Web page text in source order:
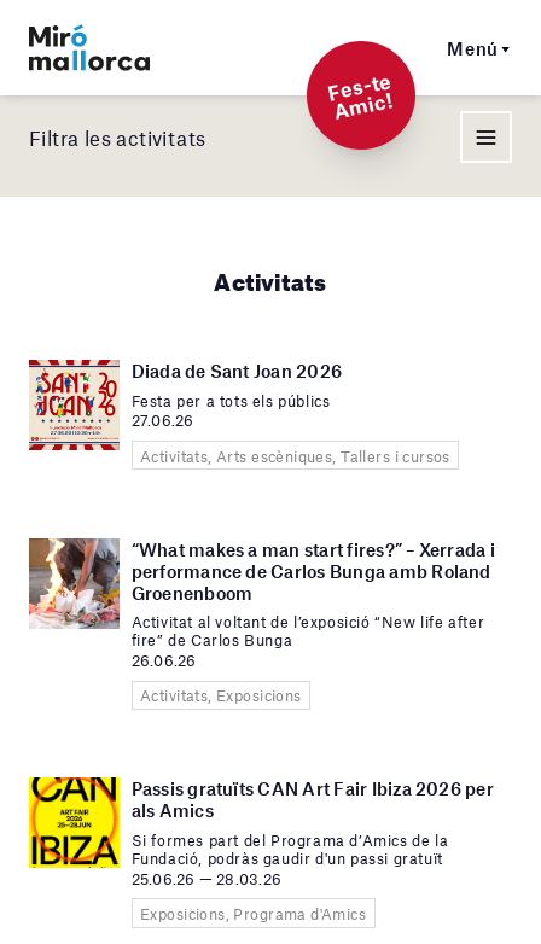
Menú
F
es-t
e
A
mi
c!
Filtra les activitats
Activitats
Diada de Sant Joan 2026
Festa per a tots els públics
27.06.26
Activitats, Arts escèniques, Tallers i cursos
“What makes a man start fires?” – Xerrada i
performance de Carlos Bunga amb Roland
Groenenboom
Activitat al voltant de l’exposició “New life after
fire” de Carlos Bunga
26.06.26
Activitats, Exposicions
Passis gratuïts CAN Art Fair Ibiza 2026 per
als Amics
Si formes part del Programa d’Amics de la
Fundació, podràs gaudir d'un passi gratuït
25.06.26 — 28.03.26
Exposicions, Programa d'Amics